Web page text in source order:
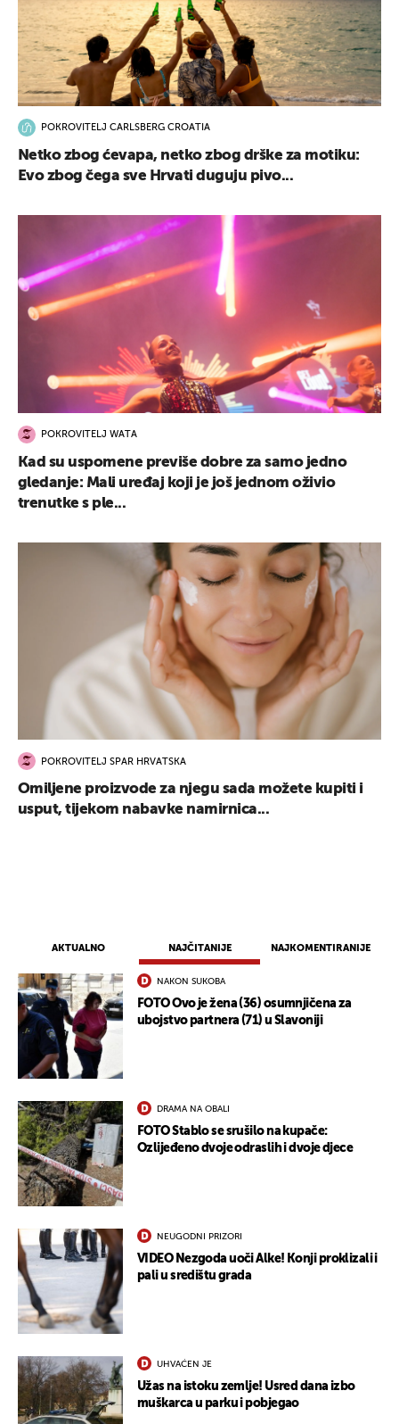
AKTUALNO NAJČITANIJE NAJKOMENTIRANIJE
NAKON SUKOBA
FOTO Ovo je žena (36) osumnjičena za
ubojstvo partnera (71) u Slavoniji
DRAMA NA OBALI
FOTO Stablo se srušilo na kupače:
Ozlijeđeno dvoje odraslih i dvoje djece
NEUGODNI PRIZORI
VIDEO Nezgoda uoči Alke! Konji proklizali i
pali u središtu grada
UHVAĆEN JE
Užas na istoku zemlje! Usred dana izbo
muškarca u parku i pobjegao
POKROVITELJ CARLSBERG CROATIA
Netko zbog ćevapa, netko zbog drške za motiku:
Evo zbog čega sve Hrvati duguju pivo...
POKROVITELJ WATA
Kad su uspomene previše dobre za samo jedno
gledanje: Mali uređaj koji je još jednom oživio
trenutke s ple...
POKROVITELJ SPAR HRVATSKA
Omiljene proizvode za njegu sada možete kupiti i
usput, tijekom nabavke namirnica...